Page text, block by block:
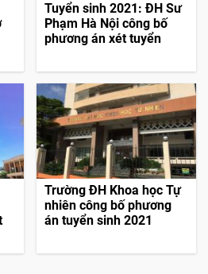
Tuyển sinh 2021: ĐH Sư
Phạm Hà Nội công bố
phương án xét tuyển
Trường ĐH Khoa học Tự
nhiên công bố phương
án tuyển sinh 2021